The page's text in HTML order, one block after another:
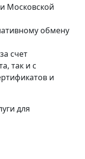
Московской
обмену
счет
так и с
и
для